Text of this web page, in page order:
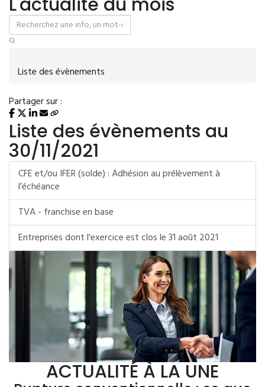
Liste des évènements
Partager sur :
Liste des évènements au
30/11/2021
CFE et/ou IFER (solde) : Adhésion au prélèvement à
l’échéance
TVA - franchise en base
Entreprises dont l'exercice est clos le 31 août 2021
ACTUALITÉ À LA UNE